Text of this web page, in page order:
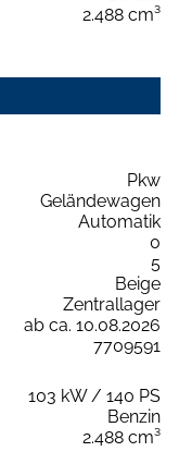
2.488 cm³
Pkw
Geländewagen
Automatik
0
5
Beige
Zentrallager
ab ca. 10.08.2026
7709591
103 kW / 140 PS
Benzin
2.488 cm³